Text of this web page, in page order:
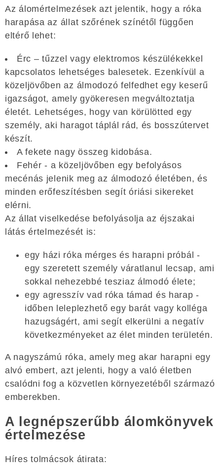
Az álomértelmezések azt jelentik, hogy a róka
harapása az állat szőrének színétől függően
eltérő lehet:
Érc – tűzzel vagy elektromos készülékekkel
kapcsolatos lehetséges balesetek. Ezenkívül a
közeljövőben az álmodozó felfedhet egy keserű
igazságot, amely gyökeresen megváltoztatja
életét. Lehetséges, hogy van körülötted egy
személy, aki haragot táplál rád, és bosszútervet
készít.
A fekete nagy összeg kidobása.
Fehér - a közeljövőben egy befolyásos
mecénás jelenik meg az álmodozó életében, és
minden erőfeszítésben segít óriási sikereket
elérni.
Az állat viselkedése befolyásolja az éjszakai
látás értelmezését is:
egy házi róka mérges és harapni próbál -
egy szeretett személy váratlanul lecsap, ami
sokkal nehezebbé tesziaz álmodó élete;
egy agresszív vad róka támad és harap -
időben leleplezhető egy barát vagy kolléga
hazugságért, ami segít elkerülni a negatív
következményeket az élet minden területén.
A nagyszámú róka, amely meg akar harapni egy
alvó embert, azt jelenti, hogy a való életben
csalódni fog a közvetlen környezetéből származó
emberekben.
A legnépszerűbb álomkönyvek
értelmezése
Híres tolmácsok átirata: